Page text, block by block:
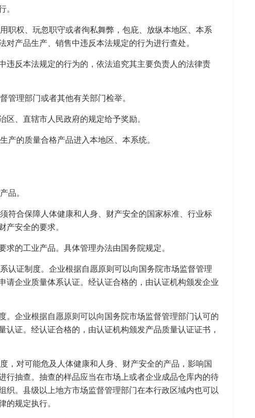
职权、玩忽职守或者徇私舞弊，包庇、放纵本地区、本系
产品生产、销售中违反本法规定的行为进行查处。
反本法规定的行为的，依法追究其主要负责人的法律责
管理部门或者其他有关部门检举。
、直辖市人民政府的规定给予奖励。
的质量合格产品进入本地区、本系统。
品。
符合保障人体健康和人身、财产安全的国家标准、行业标
安全的要求。
的工业产品。具体管理办法由国务院规定。
认证制度。企业根据自愿原则可以向国务院市场监督管理
企业质量体系认证。经认证合格的，由认证机构颁发企业
企业根据自愿原则可以向国务院市场监督管理部门认可的
证。经认证合格的，由认证机构颁发产品质量认证证书，
，对可能危及人体健康和人身、财产安全的产品，影响国
抽查。抽查的样品应当在市场上或者企业成品仓库内的待
。县级以上地方市场监督管理部门在本行政区域内也可以
规定执行。